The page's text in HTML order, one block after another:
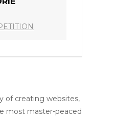
of creating websites,
most master-peaced